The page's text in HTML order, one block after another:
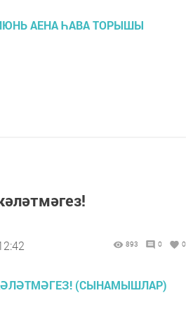
АЕНА ҺАВА ТОРЫШЫ
893 0 0